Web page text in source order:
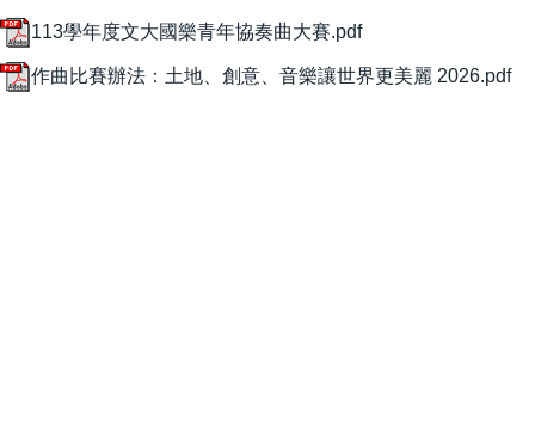
113學年度文大國樂青年協奏曲大賽.pdf
作曲比賽辦法：土地、創意、音樂讓世界更美麗 2026.pdf